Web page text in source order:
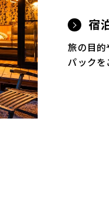
宿
旅の目
パックを